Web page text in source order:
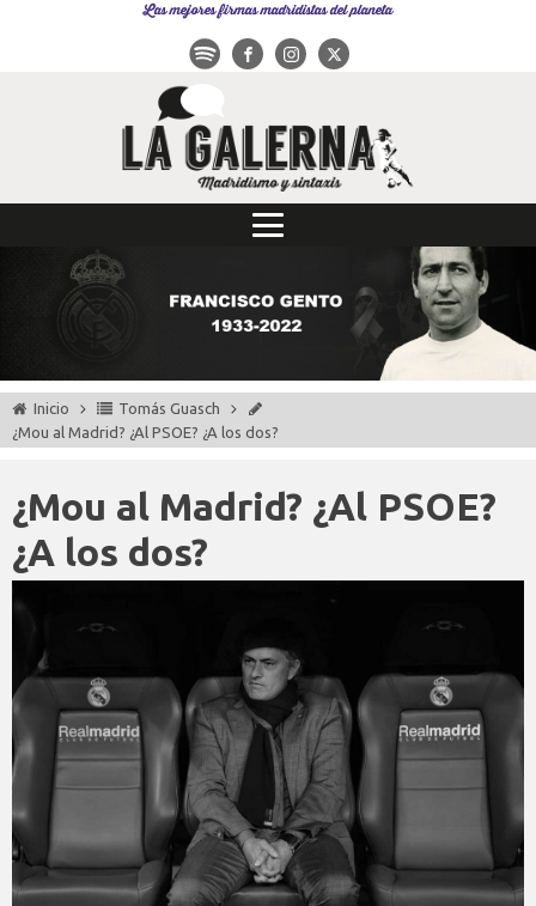
Las mejores firmas madridistas del planeta
Inicio
Tomás Guasch
¿Mou al Madrid? ¿Al PSOE? ¿A los dos?
¿Mou al Madrid? ¿Al PSOE?
¿A los dos?